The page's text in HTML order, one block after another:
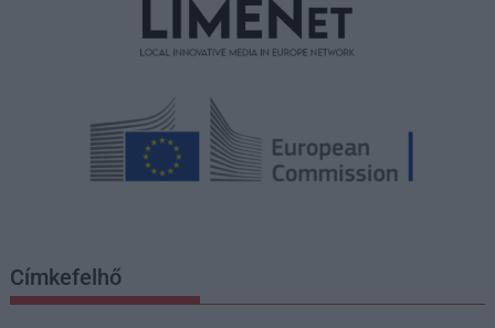
Címkefelhő